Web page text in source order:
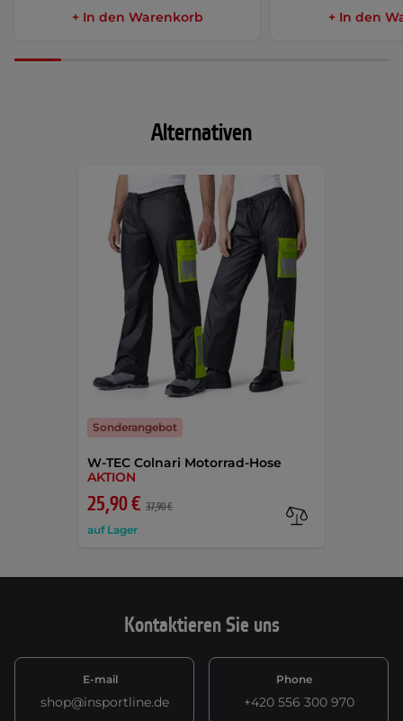
+ In den Warenkorb + In den
Alternativen
W-TEC Colnari Motorrad-Hose
AKTION
25,90 € 37,90 €
auf Lager
Sonderangebot
Kontaktieren Sie uns
E-mail
shop@insportline.de
Phone
+420 556 300 970